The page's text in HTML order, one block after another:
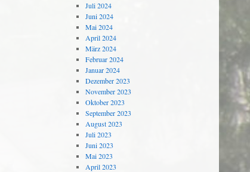
Juli 2024
Juni 2024
Mai 2024
April 2024
März 2024
Februar 2024
Januar 2024
Dezember 2023
November 2023
Oktober 2023
September 2023
August 2023
Juli 2023
Juni 2023
Mai 2023
April 2023